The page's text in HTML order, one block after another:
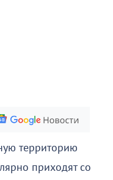
территорию
приходят со